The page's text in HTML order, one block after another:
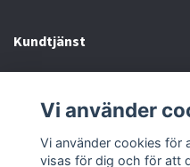
Kundtjänst
Sociala medier
Vi använder
Vi använder cookies för
visas för dig och för att